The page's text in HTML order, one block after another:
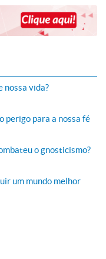
nossa vida?
perigo para a nossa fé
o gnosticismo?
um mundo melhor